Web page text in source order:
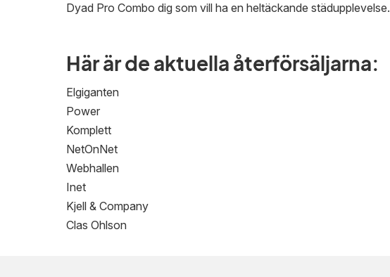
Dyad Pro Combo dig som vill ha en heltäckande städupplevelse.
Här är de aktuella återförsäljarna:
Elgiganten
Power
Komplett
NetOnNet
Webhallen
Inet
Kjell & Company
Clas Ohlson